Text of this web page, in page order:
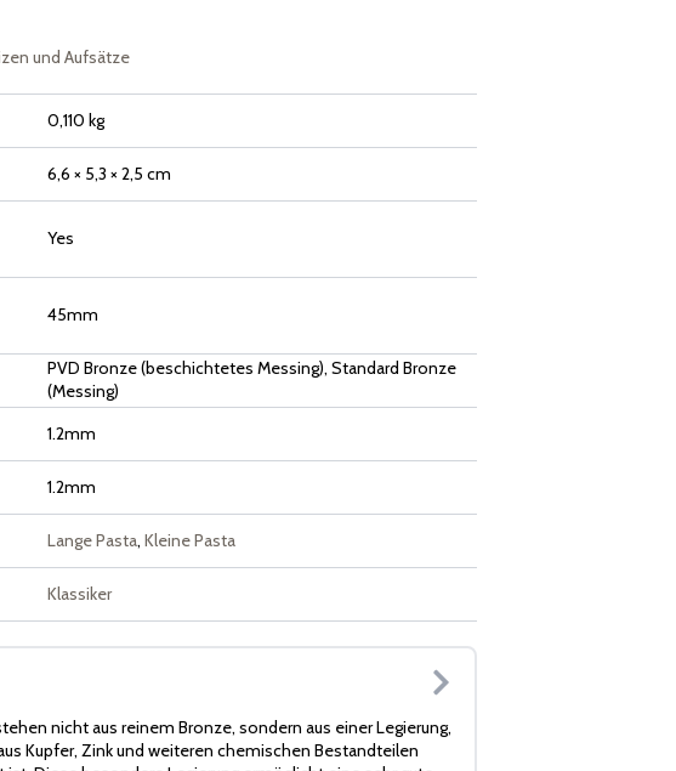
und Aufsätze
0,110 kg
6,6 × 5,3 × 2,5 cm
Yes
45mm
PVD Bronze (beschichtetes Messing), Standard Bronze
(Messing)
1.2mm
1.2mm
Lange Pasta, Kleine Pasta
Klassiker
nicht aus reinem Bronze, sondern aus einer Legierung,
Kupfer, Zink und weiteren chemischen Bestandteilen